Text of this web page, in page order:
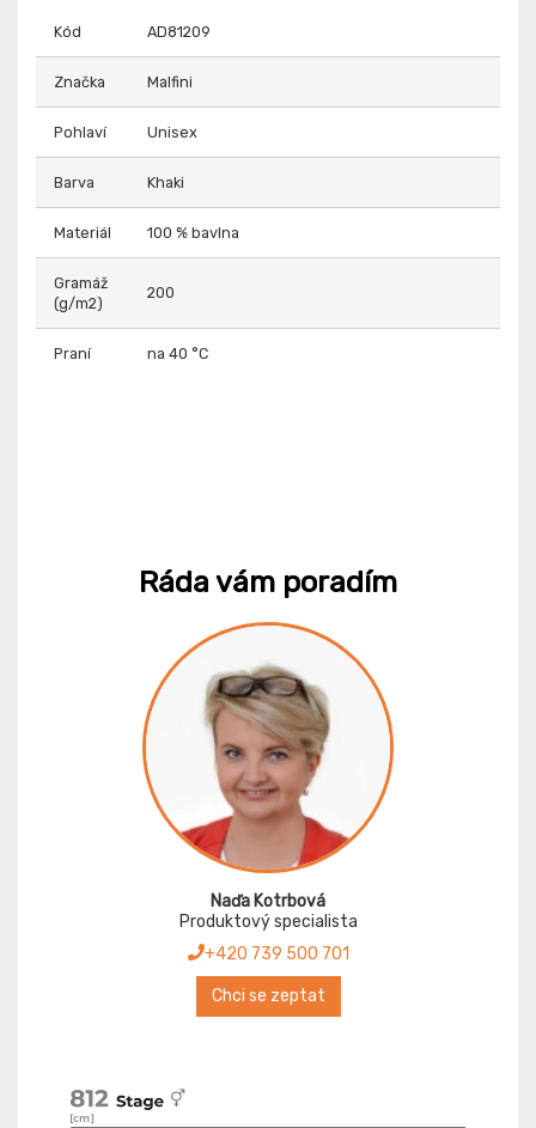
Kód AD81209
Značka Malfini
Pohlaví Unisex
Barva Khaki
Materiál 100 % bavlna
Gramáž
(g/m2)
200
Praní na 40 °C
Ráda vám poradím
Naďa Kotrbová
Produktový specialista
+420 739 500 701
Chci se zeptat